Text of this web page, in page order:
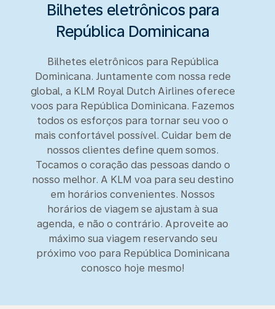
Bilhetes eletrônicos para
República Dominicana
Bilhetes eletrônicos para República
Dominicana. Juntamente com nossa rede
global, a KLM Royal Dutch Airlines oferece
voos para República Dominicana. Fazemos
todos os esforços para tornar seu voo o
mais confortável possível. Cuidar bem de
nossos clientes define quem somos.
Tocamos o coração das pessoas dando o
nosso melhor. A KLM voa para seu destino
em horários convenientes. Nossos
horários de viagem se ajustam à sua
agenda, e não o contrário. Aproveite ao
máximo sua viagem reservando seu
próximo voo para República Dominicana
conosco hoje mesmo!